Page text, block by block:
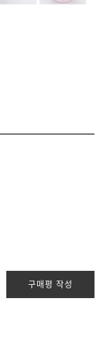
구매평 작성